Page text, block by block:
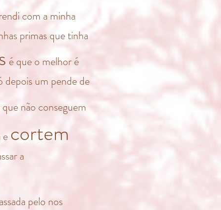
com a minha
primas que tinha
é que o melhor é
depois um pende de
não conseguem
e cortem
a
pelo nos